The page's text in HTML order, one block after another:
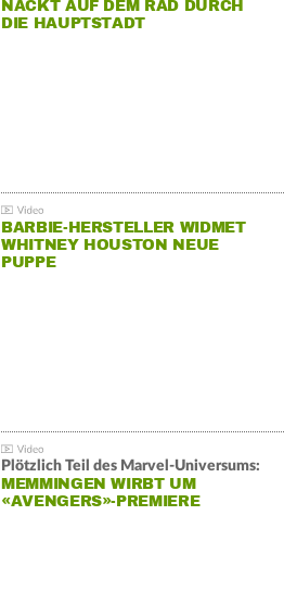
NACKT AUF DEM RAD DURCH
DIE HAUPTSTADT
BARBIE-HERSTELLER WIDMET
WHITNEY HOUSTON NEUE
PUPPE
Plötzlich Teil des Marvel-Universums:
MEMMINGEN WIRBT UM
«AVENGERS»-PREMIERE